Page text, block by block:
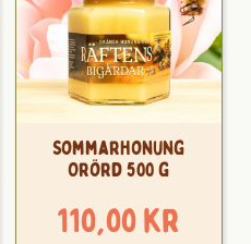
Sommarhonung
Orörd 500 g
110,00kr